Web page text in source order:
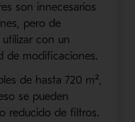
son innecesarios
pero de
con un
de modificaciones.
de hasta 720 m²,
se pueden
reducido de filtros.